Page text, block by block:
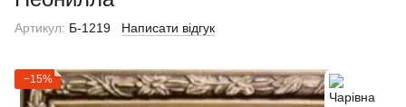
Артикул: Б-1219 Написати відгук
−15%